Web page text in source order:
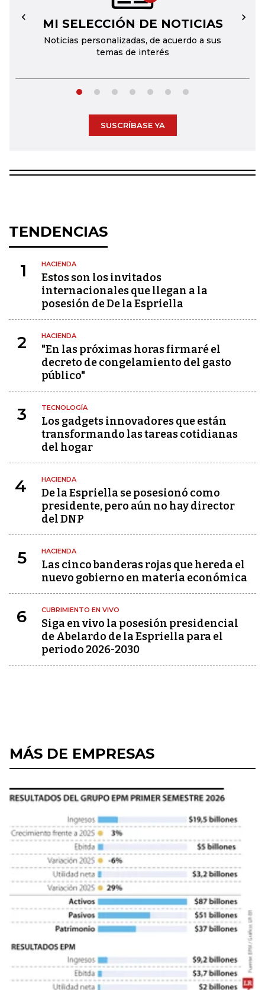
MI SELECCIÓN DE NOTICIAS
Noticias personalizadas, de acuerdo a sus
temas de interés
← →
SUSCRÍBASE YA
TENDENCIAS
1 HACIENDA
Estos son los invitados
internacionales que llegan a la
posesión de De la Espriella
2 HACIENDA
"En las próximas horas firmaré el
decreto de congelamiento del gasto
público"
3 TECNOLOGÍA
Los gadgets innovadores que están
transformando las tareas cotidianas
del hogar
4 HACIENDA
De la Espriella se posesionó como
presidente, pero aún no hay director
del DNP
5 HACIENDA
Las cinco banderas rojas que hereda el
nuevo gobierno en materia económica
6 CUBRIMIENTO EN VIVO
Siga en vivo la posesión presidencial
de Abelardo de la Espriella para el
periodo 2026-2030
MÁS DE EMPRESAS